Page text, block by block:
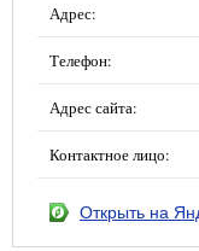
Адрес:
Телефон:
Адрес сайта:
Контактное лицо:
Открыть на